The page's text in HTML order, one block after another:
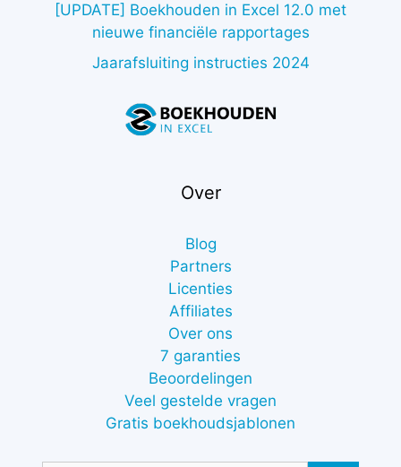
[UPDATE] Boekhouden in Excel 12.0 met
nieuwe financiële rapportages
Jaarafsluiting instructies 2024
Over
Blog
Partners
Licenties
Affiliates
Over ons
7 garanties
Beoordelingen
Veel gestelde vragen
Gratis boekhoudsjablonen